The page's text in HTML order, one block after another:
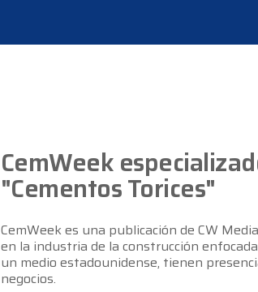
CemWeek
"Cementos Torices"
CemWeek es una publicación de CW
en la industria de la construcción
un medio estadounidense, tienen
negocios.